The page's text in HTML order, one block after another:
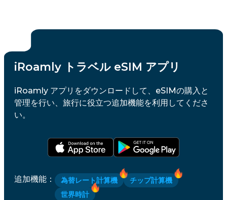
iRoamly トラベル eSIM アプリ
iRoamly アプリをダウンロードして、eSIMの購入と
管理を行い、旅行に役立つ追加機能を利用してくださ
い。
追加機能 ： 為替レート計算機
チップ計算機
世界時計